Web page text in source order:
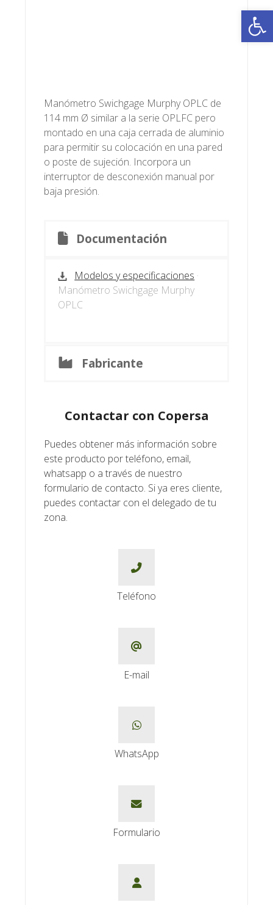
Manómetro Swichgage Murphy OPLC de
114 mm Ø similar a la serie OPLFC pero
montado en una caja cerrada de aluminio
para permitir su colocación en una pared
o poste de sujeción. Incorpora un
interruptor de desconexión manual por
baja presión.
Documentación
Modelos y especificaciones ·
Manómetro Swichgage Murphy
OPLC
Fabricante
Contactar con Copersa
Puedes obtener más información sobre
este producto por teléfono, email,
whatsapp o a través de nuestro
formulario de contacto. Si ya eres cliente,
puedes contactar con el delegado de tu
zona.
Teléfono
E-mail
WhatsApp
Formulario